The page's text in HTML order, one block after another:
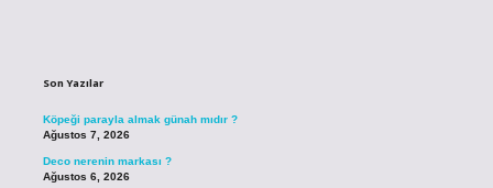
Son Yazılar
Köpeği parayla almak günah mıdır ?
Ağustos 7, 2026
Deco nerenin markası ?
Ağustos 6, 2026